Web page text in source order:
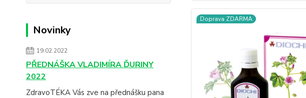
Novinky
19.02.2022
PŘEDNÁŠKA VLADIMÍRA ĎURINY
2022
ZdravoTÉKA Vás zve na přednášku pana
Doprava ZDARMA